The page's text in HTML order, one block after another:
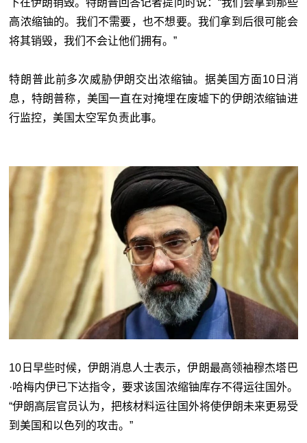
下在伊朗销毁。特朗普回答记者提问时说：“我们会拿到那些
高浓缩铀的。我们不需要，也不想要。我们拿到后很可能会
将其销毁，我们不会让他们拥有。”
特朗普此前多次威胁伊朗交出浓缩铀。据美国方面10日消
息，特朗普称，美国一直在对掩埋在废墟下的伊朗浓缩铀进
行监控，美国太空军负责此事。
10日早些时候，伊朗消息人士表示，伊朗最高领袖穆杰塔巴
·哈梅内伊已下达指令，要求该国浓缩铀库存不得运往国外。
“伊朗高层官员认为，把核材料运往国外将使伊朗未来更易受
到美国和以色列的攻击。”